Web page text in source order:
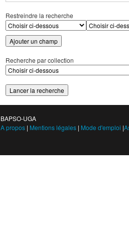
Restreindre la recherche
Ajouter un champ
Recherche par collection
BAPSO-UGA
A propos | Mentions légales | Mode d'emploi |